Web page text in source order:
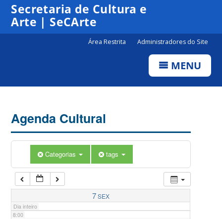
Secretaria de Cultura e
Arte | SeCArte
Área Restrita Administradores do Site
MENU
Agenda Cultural
Categorias tags
7SEX
Dia inteiro
1:00
5:00
7:00
8:00